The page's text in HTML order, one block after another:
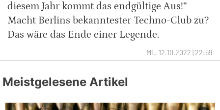
diesem Jahr kommt das endgültige Aus!“
Macht Berlins bekanntester Techno-Club zu?
Das wäre das Ende einer Legende.
Mi., 12.10.2022 | 22:59
Meistgelesene Artikel